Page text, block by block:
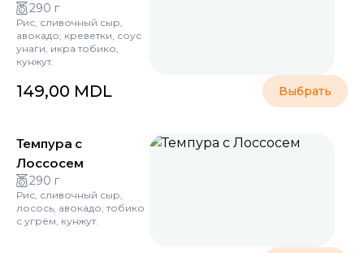
290 г
Рис, сливочный сыр,
авокадо, креветки, соус
унаги, икра тобико,
кунжут.
149,00 MDL Выбрать
Темпура с
Лоссосем
290 г
Рис, сливочный сыр,
лосось, авокадо, тобико
с угрём, кунжут.